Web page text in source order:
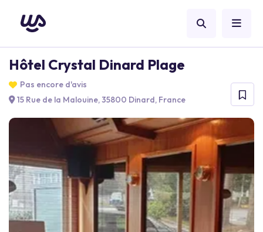
Hôtel Crystal Dinard Plage
Pas encore d'avis
15 Rue de la Malouine, 35800 Dinard, France